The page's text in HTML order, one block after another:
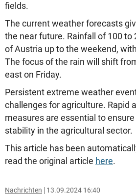
fields.
The current weather forecasts
the near future. Rainfall of 100
of Austria up to the weekend,
The focus of the rain will shift
east on Friday.
Persistent extreme weather
challenges for agriculture. Rapid
measures are essential to
stability in the agricultural sector.
This article has been
read the original article here.
Nachrichten 13.09.2024 16:40